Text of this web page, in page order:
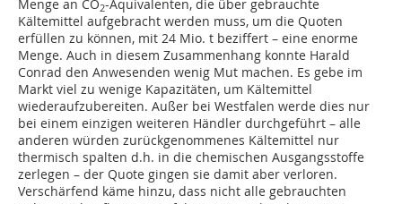
Menge an CO2-Äquivalenten, die über gebrauchte
Kältemittel aufgebracht werden muss, um die Quoten
erfüllen zu können, mit 24 Mio. t beziffert – eine enorme
Menge. Auch in diesem Zusammenhang konnte Harald
Conrad den Anwesenden wenig Mut machen. Es gebe im
Markt viel zu wenige Kapazitäten, um Kältemittel
wiederaufzubereiten. Außer bei Westfalen werde dies nur
bei einem einzigen weiteren Händler durchgeführt – alle
anderen würden zurückgenommenes Kältemittel nur
thermisch spalten d.h. in die chemischen Ausgangsstoffe
zerlegen – der Quote gingen sie damit aber verloren.
Verschärfend käme hinzu, dass nicht alle gebrauchten